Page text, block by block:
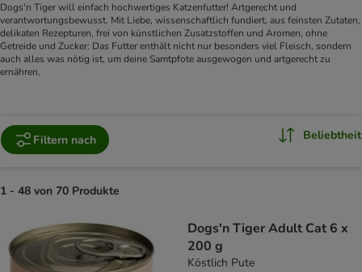
Dogs'n Tiger will einfach hochwertiges Katzenfutter! Artgerecht und
verantwortungsbewusst. Mit Liebe, wissenschaftlich fundiert, aus feinsten Zutaten,
delikaten Rezepturen, frei von künstlichen Zusatzstoffen und Aromen, ohne
Getreide und Zucker: Das Futter enthält nicht nur besonders viel Fleisch, sondern
auch alles was nötig ist, um deine Samtpfote ausgewogen und artgerecht zu
ernähren.
Filtern nach Beliebtheit
1 - 48 von 70 Produkte
Dogs'n Tiger Adult Cat 6 x
200 g
Köstlich Pute